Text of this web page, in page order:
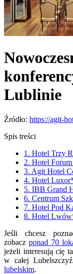
Lublinie
Źródło: https://agit-
Spis treści
1. Hotel Trzy
2. Hotel
3. Agit Hotel
4. Hotel
5. IBB Grand
6. Centrum
7. Hotel Pod
8. Hotel
Jeśli chcesz
zobacz ponad 70
jeżeli interesują cię
w całej
lubelskim.